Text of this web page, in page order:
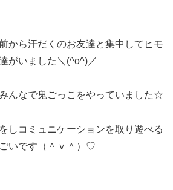
から汗だくのお友達と集中してヒモ
がいました＼(^o^)／
んなで鬼ごっこをやっていました☆
しコミュニケーションを取り遊べる
いです（＾ｖ＾）♡